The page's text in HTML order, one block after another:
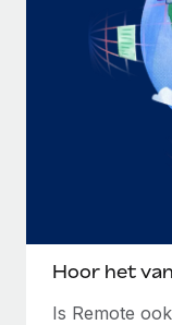
Hoor het
Is Remote